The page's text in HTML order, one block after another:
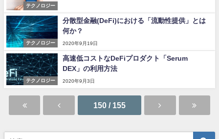
テクノロジー
テクノロジー
分散型金融(DeFi)における「流動性提供」とは
何か？
2020年9月19日
テクノロジー
高速低コストなDeFiプロダクト「Serum
DEX」の利用方法
2020年9月3日
150 / 155